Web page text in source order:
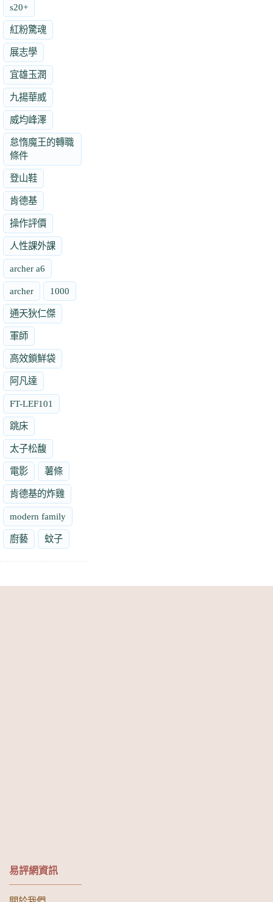
s20+
紅粉驚魂
展志學
宜雄玉潤
九揚華威
威均峰澤
怠惰魔王的轉職
條件
登山鞋
肯德基
操作評價
人性課外課
archer a6
archer 1000
通天狄仁傑
軍師
高效鎖鮮袋
阿凡達
FT-LEF101
跳床
太子松馥
電影 薯條
肯德基的炸雞
modern family
廚藝 蚊子
易評網資訊